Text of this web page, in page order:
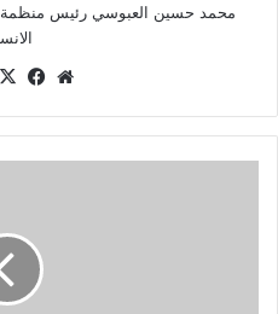
محمد حسين العبوسي رئيس منظمة
موقع